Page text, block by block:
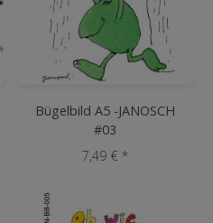
Bügelbild A5 -JANOSCH
#03
7,49 € *